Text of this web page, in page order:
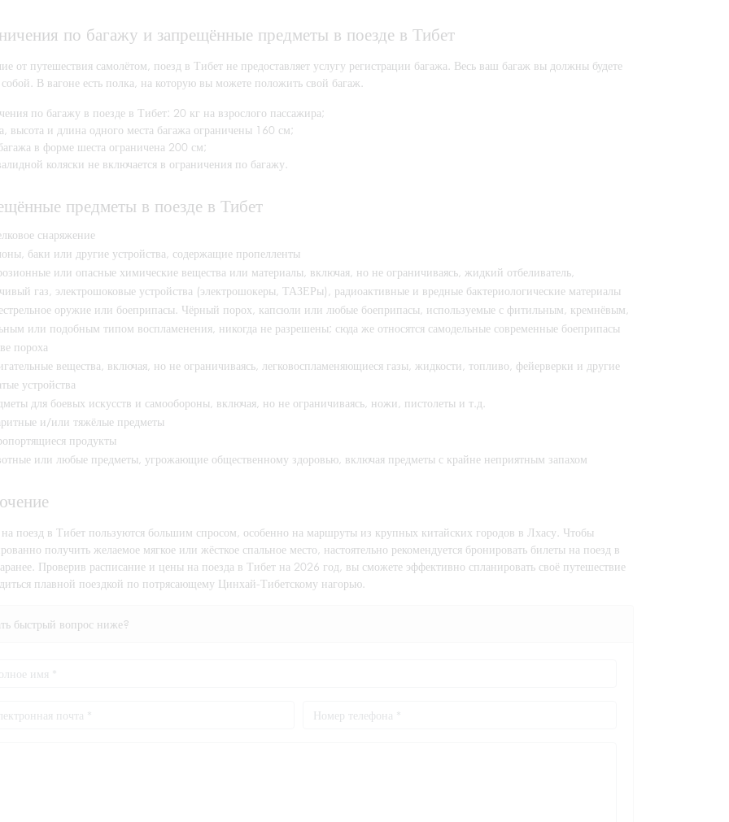
по багажу и запрещённые предметы в поезде в Тибет
от путешествия самолётом, поезд в Тибет не предоставляет услугу регистрации багажа. Весь ваш багаж вы должны будете
В вагоне есть полка, на которую вы можете положить свой багаж.
по багажу в поезде в Тибет: 20 кг на взрослого пассажира;
высота и длина одного места багажа ограничены 160 см;
в форме шеста ограничена 200 см;
коляски не включается в ограничения по багажу.
предметы в поезде в Тибет
снаряжение
баки или другие устройства, содержащие пропелленты
или опасные химические вещества или материалы, включая, но не ограничиваясь, жидкий отбеливатель,
газ, электрошоковые устройства (электрошокеры, ТАЗЕРы), радиоактивные и вредные бактериологические материалы
оружие или боеприпасы. Чёрный порох, капсюли или любые боеприпасы, используемые с фитильным, кремнёвым,
или подобным типом воспламенения, никогда не разрешены; сюда же относятся самодельные современные боеприпасы
пороха
вещества, включая, но не ограничиваясь, легковоспламеняющиеся газы, жидкости, топливо, фейерверки и другие
устройства
для боевых искусств и самообороны, включая, но не ограничиваясь, ножи, пистолеты и т.д.
и/или тяжёлые предметы
продукты
или любые предметы, угрожающие общественному здоровью, включая предметы с крайне неприятным запахом
поезд в Тибет пользуются большим спросом, особенно на маршруты из крупных китайских городов в Лхасу. Чтобы
получить желаемое мягкое или жёсткое спальное место, настоятельно рекомендуется бронировать билеты на поезд в
Проверив расписание и цены на поезда в Тибет на 2026 год, вы сможете эффективно спланировать своё путешествие
плавной поездкой по потрясающему Цинхай-Тибетскому нагорью.
быстрый вопрос ниже?